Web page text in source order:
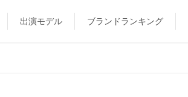
出演モデル ブランドランキング